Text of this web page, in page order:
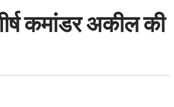
कमांडर अकील की